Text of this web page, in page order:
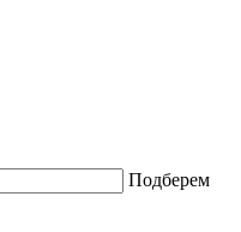
Подберем